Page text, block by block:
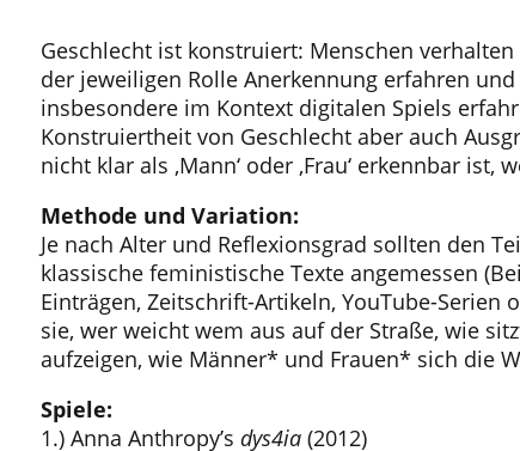
Geschlecht ist konstruiert: Menschen
der jeweiligen Rolle Anerkennung erfahren
insbesondere im Kontext digitalen Spiels
Konstruiertheit von Geschlecht aber auch
nicht klar als ‚Mann‘ oder ‚Frau‘ erkennbar
Methode und Variation:
Je nach Alter und Reflexionsgrad sollten den
klassische feministische Texte angemessen
Einträgen, Zeitschrift-Artikeln, YouTube-Serien
sie, wer weicht wem aus auf der Straße, wie
aufzeigen, wie Männer* und Frauen* sich die
Spiele:
1.) Anna Anthropy’s dys4ia(2012)